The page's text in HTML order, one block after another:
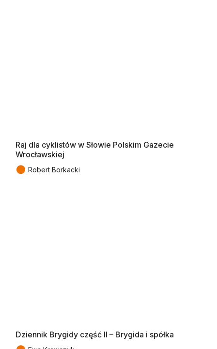
Raj dla cyklistów w Słowie Polskim Gazecie
Wrocławskiej
● Robert Borkacki
Dziennik Brygidy część II – Brygida i spółka